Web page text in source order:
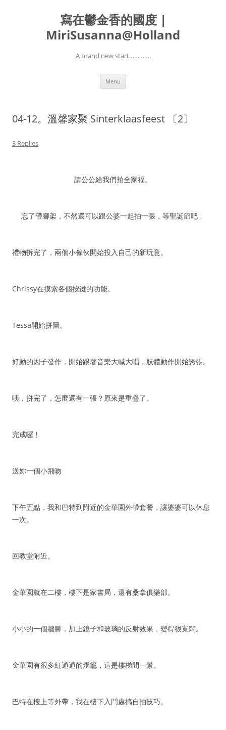
寫在鬱金香的國度 |
MiriSusanna@Holland
A brand new start………….
Menu
04-12。溫馨家聚 Sinterklaasfeest 〔2〕
3 Replies
請公公給我們拍全家福。
忘了帶腳架，不然還可以跟公婆一起拍一張，等聖誕節吧﹗
禮物拆完了，兩個小傢伙開始投入自己的新玩意。
Chrissy在摸索各個按鍵的功能。
Tessa開始拼圖。
好動的因子發作，開始跟著音樂大喊大唱，肢體動作開始誇張。
咦，拼完了，怎麼還有一張？原來是重疊了。
完成囉﹗
送妳一個小飛吻
下午五點，我和巴特到附近的金華園外帶套餐，讓婆婆可以休息
一次。
回教堂附近。
金華園就在二樓，樓下是家書局，還有桑拿俱樂部。
小小的一個牆腳，加上鏡子和玻璃的反射效果，變得很寬闊。
金華園有很多紅通通的燈籠，這是樓梯間一景。
巴特在樓上等外帶，我在樓下入門處搞自拍技巧。